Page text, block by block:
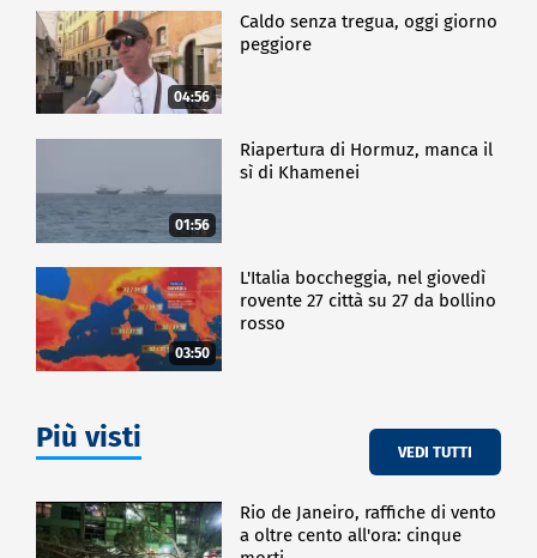
04:56
Caldo senza tregua, oggi giorno
peggiore
01:56
Riapertura di Hormuz, manca il
sì di Khamenei
03:50
L'Italia boccheggia, nel giovedì
rovente 27 città su 27 da bollino
rosso
Più visti VEDI TUTTI
Rio de Janeiro, raffiche di vento
a oltre cento all'ora: cinque